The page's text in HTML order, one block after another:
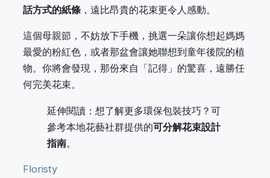
話方式的紙條 ，遠比昂貴的花束更令人感動。
這個母親節，不妨放下手機，挑選一朵讓你想起媽媽
最愛的粉紅色，或者那盆會讓她聯想到童年後院的植
物。你將會發現，那份來自「記得」的驚喜，遠勝任
何完美花束。
延伸閱讀：想了解更多環保包裝技巧？可
參考本地花藝社群提供的可分解花束設計
指南。
Floristy